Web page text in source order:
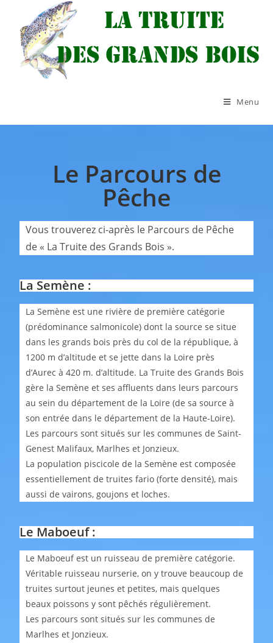
Menu
Le Parcours de
Pêche
Vous trouverez ci-après le Parcours de Pêche
de « La Truite des Grands Bois ».
La Semène :
La Semène est une rivière de première catégorie
(prédominance salmonicole) dont la source se situe
dans les grands bois près du col de la république, à
1200 m d’altitude et se jette dans la Loire près
d’Aurec à 420 m. d’altitude. La Truite des Grands Bois
gère la Semène et ses affluents dans leurs parcours
au sein du département de la Loire (de sa source à
son entrée dans le département de la Haute-Loire).
Les parcours sont situés sur les communes de Saint-
Genest Malifaux, Marlhes et Jonzieux.
La population piscicole de la Semène est composée
essentiellement de truites fario (forte densité), mais
aussi de vairons, goujons et loches.
Le Maboeuf :
Le Maboeuf est un ruisseau de première catégorie.
Véritable ruisseau nurserie, on y trouve beaucoup de
truites surtout jeunes et petites, mais quelques
beaux poissons y sont pêchés régulièrement.
Les parcours sont situés sur les communes de
Marlhes et Jonzieux.